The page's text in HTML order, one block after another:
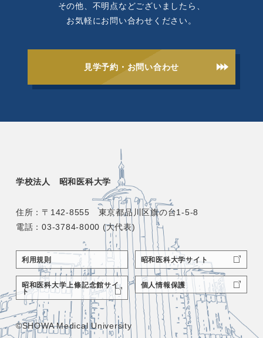
その他、不明点などございましたら、
お気軽にお問い合わせください。
見学予約・お問い合わせ
学校法人 昭和医科大学
住所：〒142-8555 東京都品川区旗の台1-5-8
電話：03-3784-8000 (大代表)
利用規則 昭和医科大学サイト
昭和医科大学上條記念館サイ
ト
個人情報保護
©SHOWA Medical University